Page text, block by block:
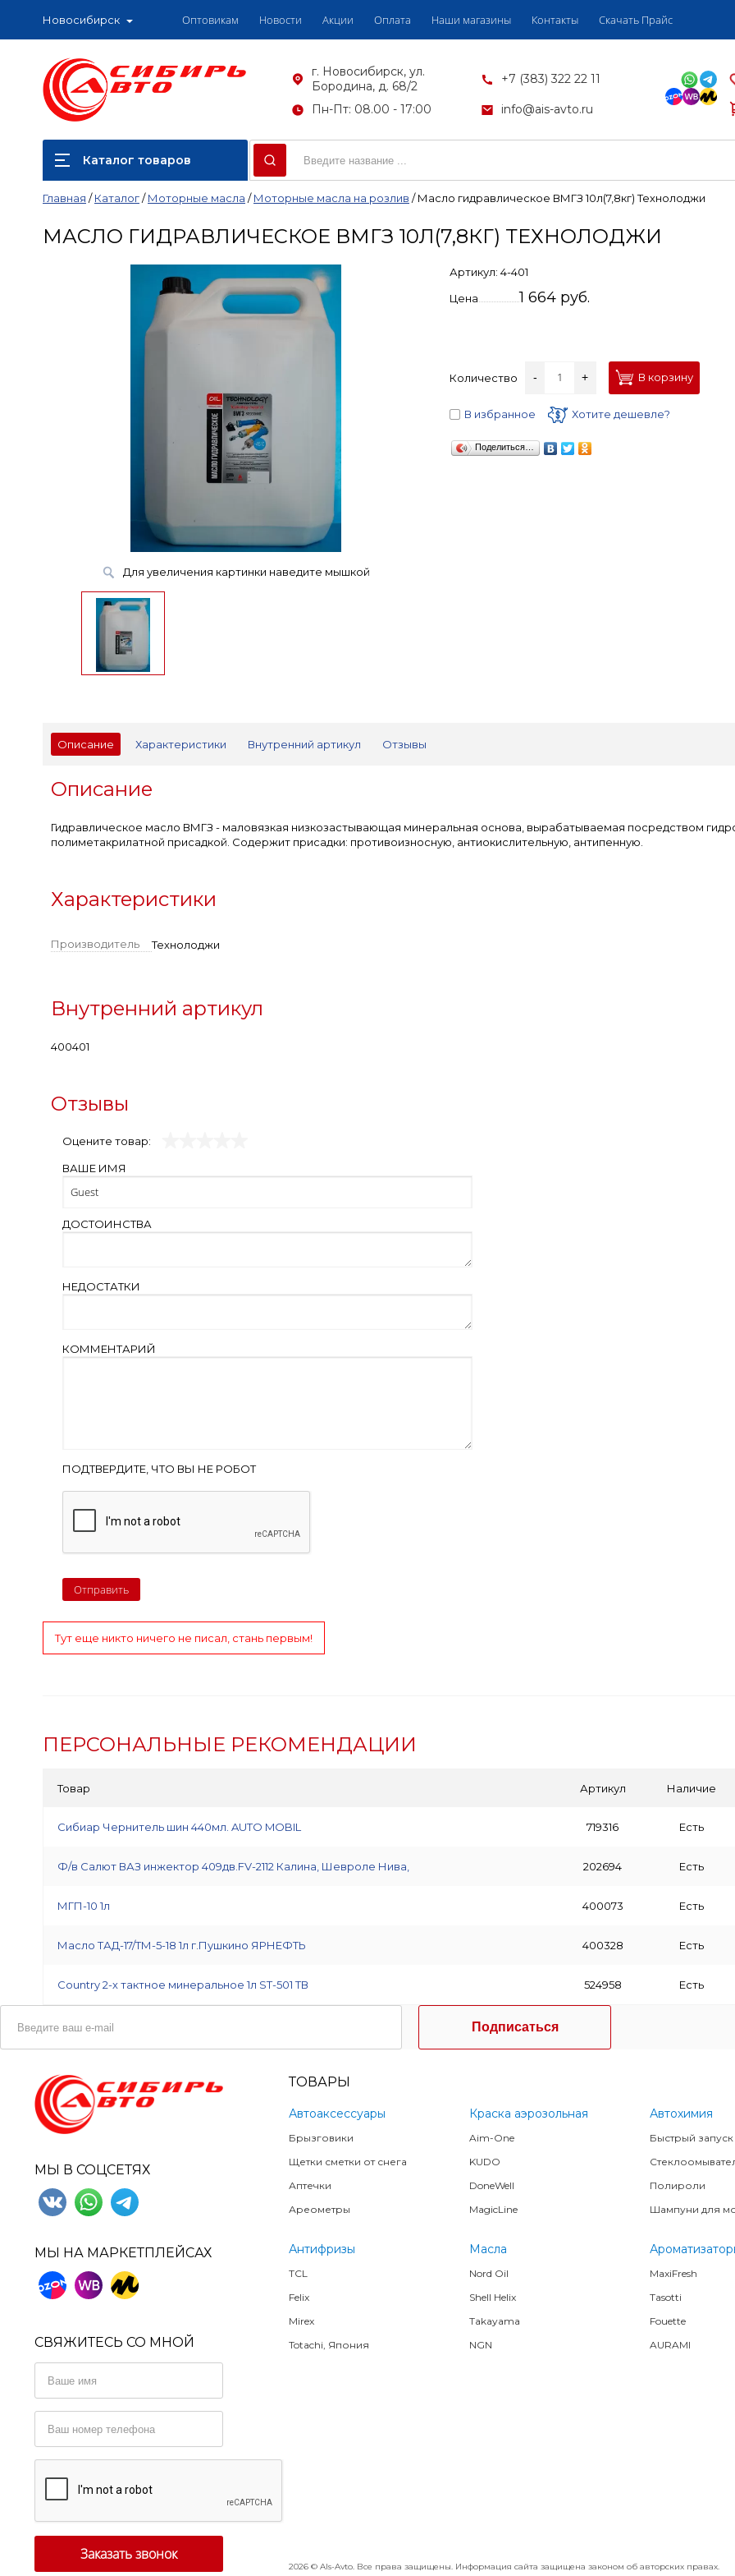
Новосибирск Оптовикам Новости Акции Оплата Наши магазины Контакты Скачать Прайс
г. Новосибирск, ул.
Бородина, д. 68/2
+7 (383) 322 22 11
Пн-Пт: 08.00 - 17:00 info@ais-avto.ru
Каталог товаров
Главная /Каталог/Моторные масла /Моторные масла на розлив /Масло гидравлическое ВМГЗ 10л(7,8кг) Технолоджи
МАСЛО ГИДРАВЛИЧЕСКОЕ ВМГЗ 10Л(7,8КГ) ТЕХНОЛОДЖИ
Для увеличения картинки наведите мышкой
Артикул: 4-401
Цена
1 664 руб.
Количество - + В корзину
В избранное Хотите дешевле?
Поделиться…
Описание Характеристики Внутренний артикул Отзывы
Описание
Гидравлическое масло ВМГЗ - маловязкая низкозастывающая минеральная основа, вырабатываемая посредством
полиметакрилатной присадкой. Содержит присадки: противоизносную, антиокислительную, антипенную.
Характеристики
Производитель Технолоджи
Внутренний артикул
400401
Отзывы
Оцените товар:
ВАШЕ ИМЯ
ДОСТОИНСТВА
НЕДОСТАТКИ
КОММЕНТАРИЙ
ПОДТВЕРДИТЕ, ЧТО ВЫ НЕ РОБОТ
Тут еще никто ничего не писал, стань первым!
ПЕРСОНАЛЬНЫЕ РЕКОМЕНДАЦИИ
Товар Артикул Наличие
Сибиар Чернитель шин 440мл. AUTO MOBIL 719316 Есть
Ф/в Салют ВАЗ инжектор 409дв.FV-2112 Калина, Шевроле Нива, 202694 Есть
МГП-10 1л 400073 Есть
Масло ТАД-17/ТМ-5-18 1л г.Пушкино ЯРНЕФТЬ 400328 Есть
Country 2-х тактное минеральное 1л ST-501 ТВ 524958 Есть
Подписаться
МЫ В СОЦСЕТЯХ
МЫ НА МАРКЕТПЛЕЙСАХ
СВЯЖИТЕСЬ СО МНОЙ
ТОВАРЫ
Автоаксессуары
Брызговики
Щетки сметки от снега
Аптечки
Ареометры
Краска аэрозольная
Aim-One
KUDO
DoneWell
MagicLine
Автохимия
Быстрый запуск
Полироли
Шампуни для
Антифризы
TCL
Felix
Mirex
Totachi, Япония
Масла
Nord Oil
Shell Helix
Takayama
NGN
MaxiFresh
Tasotti
Fouette
AURAMI
2026 © AIs-Avto. Все права защищены. Информация сайта защищена законом об авторских правах.